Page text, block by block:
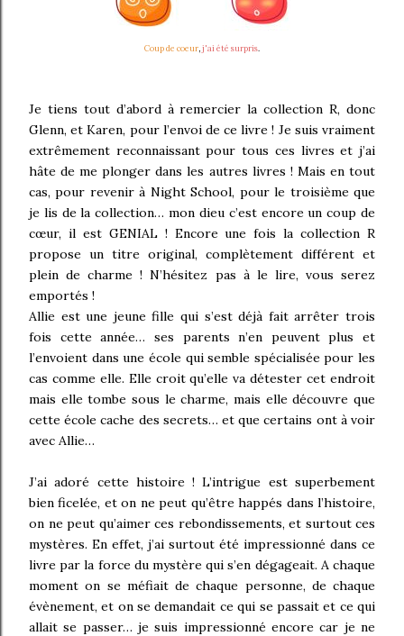
Coup de coeur j'ai été surpris
Je tiens tout d’abord à remercier la collection R, donc
Glenn, et Karen, pour l’envoi de ce livre ! Je suis vraiment
extrêmement reconnaissant pour tous ces livres et j’ai
hâte de me plonger dans les autres livres ! Mais en tout
cas, pour revenir à Night School, pour le troisième que
je lis de la collection… mon dieu c’est encore un coup de
cœur, il est GENIAL ! Encore une fois la collection R
propose un titre original, complètement différent et
plein de charme ! N’hésitez pas à le lire, vous serez
emportés !
Allie est une jeune fille qui s’est déjà fait arrêter trois
fois cette année… ses parents n’en peuvent plus et
l’envoient dans une école qui semble spécialisée pour les
cas comme elle. Elle croit qu’elle va détester cet endroit
mais elle tombe sous le charme, mais elle découvre que
cette école cache des secrets… et que certains ont à voir
avec Allie…
J’ai adoré cette histoire ! L’intrigue est superbement
bien ficelée, et on ne peut qu’être happés dans l’histoire,
on ne peut qu’aimer ces rebondissements, et surtout ces
mystères. En effet, j’ai surtout été impressionné dans ce
livre par la force du mystère qui s’en dégageait. A chaque
moment on se méfiait de chaque personne, de chaque
évènement, et on se demandait ce qui se passait et ce qui
allait se passer… je suis impressionné encore car je ne